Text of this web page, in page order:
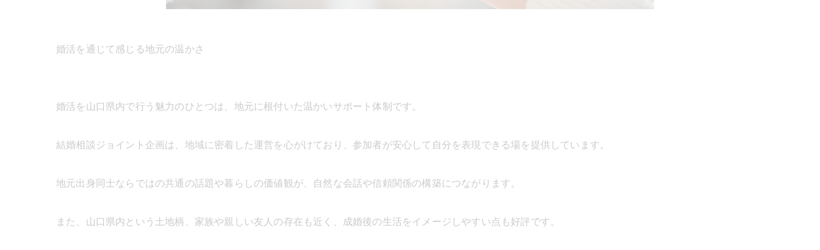
婚活を通じて感じる地元の温かさ
婚活を山口県内で行う魅力のひとつは、地元に根付いた温かいサポート体制です。
結婚相談ジョイント企画は、地域に密着した運営を心がけており、参加者が安心して自分を表現できる場を提供しています。
地元出身同士ならではの共通の話題や暮らしの価値観が、自然な会話や信頼関係の構築につながります。
また、山口県内という土地柄、家族や親しい友人の存在も近く、成婚後の生活をイメージしやすい点も好評です。